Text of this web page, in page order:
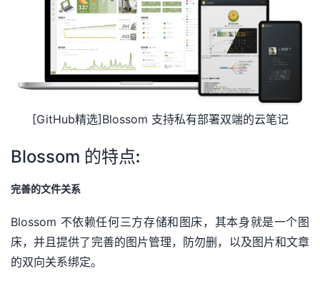
[GitHub精选]Blossom 支持私有部署双端的云笔记
Blossom 的特点:
完善的文件关系
Blossom 不依赖任何三方存储和图床，其本身就是一个图
床，并且提供了完善的图片管理，防勿删，以及图片和文章
的双向关系绑定。